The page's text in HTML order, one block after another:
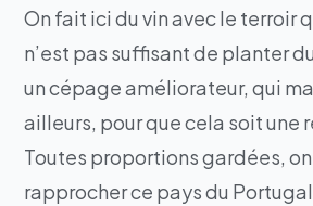
On fait ici du vin avec le terroir
n’est pas suffisant de planter
un cépage améliorateur, qui
ailleurs, pour que cela soit une
Toutes proportions gardées,
rapprocher ce pays du